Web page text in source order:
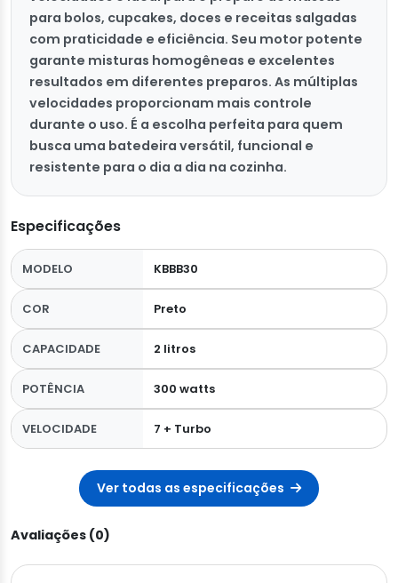
para bolos, cupcakes, doces e receitas salgadas
com praticidade e eficiência. Seu motor potente
garante misturas homogêneas e excelentes
resultados em diferentes preparos. As múltiplas
velocidades proporcionam mais controle
durante o uso. É a escolha perfeita para quem
busca uma batedeira versátil, funcional e
resistente para o dia a dia na cozinha.
Especificações
MODELO KBBB30
COR Preto
CAPACIDADE 2 litros
POTÊNCIA 300 watts
VELOCIDADE 7 + Turbo
Ver todas as especificações
Avaliações (0)